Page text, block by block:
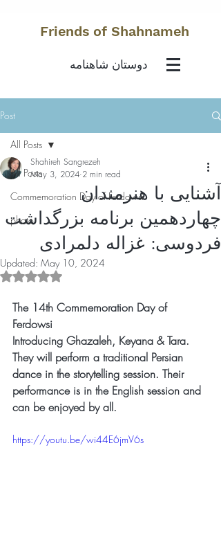
Friends of Shahnameh
دوستان شاهنامه
Post
All Posts
Commemoration Day of Ferdowsi
photo
All Posts
آشنایی با هنرمندان
چهاردهمین برنامه بزرگداشت
فردوسی: غزاله دلمرادی
Shahireh Sangrezeh
May 3, 2024 2 min read
Updated: May 10, 2024
Rated NaN out of 5 stars.
The 14th Commemoration Day of
Ferdowsi
Introducing Ghazaleh, Keyana & Tara.
They will perform a traditional Persian
dance in the storytelling session. Their
performance is in the English session and
can be enjoyed by all.
https://youtu.be/wi44E6jmV6s